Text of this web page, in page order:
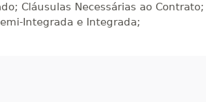
Cláusulas Necessárias ao Contrato;
Integrada e Integrada;